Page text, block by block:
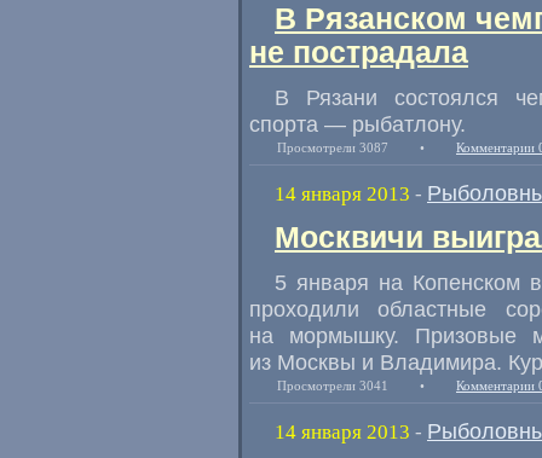
В Рязанском
не пострадала
В Рязани состоялся
спорта — рыбатлону.
Просмотрели 3087 • Комментарии
14 января 2013 -
Москвичи
5 января на Копенском
проходили областные
на мормышку. Призовые
из Москвы и Владимира.
Просмотрели 3041 • Комментарии
14 января 2013 -